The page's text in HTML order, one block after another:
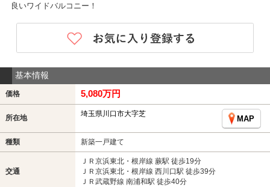
良いワイドバルコニー！
基本情報
価格 5,080万円
所在地 埼玉県川口市大字芝
MAP
種類 新築一戸建て
交通
ＪＲ京浜東北・根岸線 蕨駅 徒歩19分
ＪＲ京浜東北・根岸線 西川口駅 徒歩39分
ＪＲ武蔵野線 南浦和駅 徒歩40分